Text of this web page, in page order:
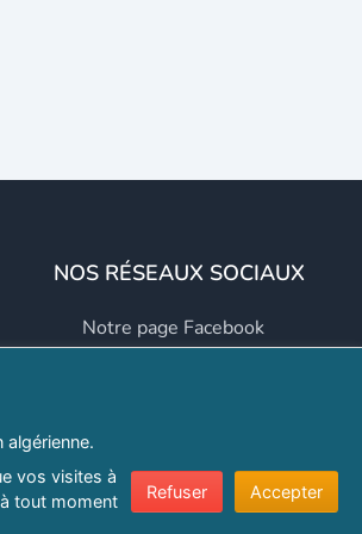
NOS RÉSEAUX SOCIAUX
Notre page Facebook
Notre page Twitter
vos visites à
tout moment
Refuser Accepter